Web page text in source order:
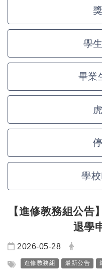
學
畢業
學
【進修教務組公告
退學
日期：
2026-05-28
發布者：
標籤：
進修教務組 最新公告